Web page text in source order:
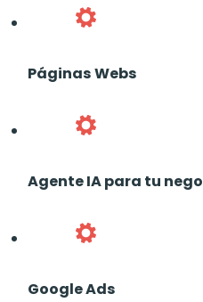
Páginas Webs
Agente IA para tu
Google Ads